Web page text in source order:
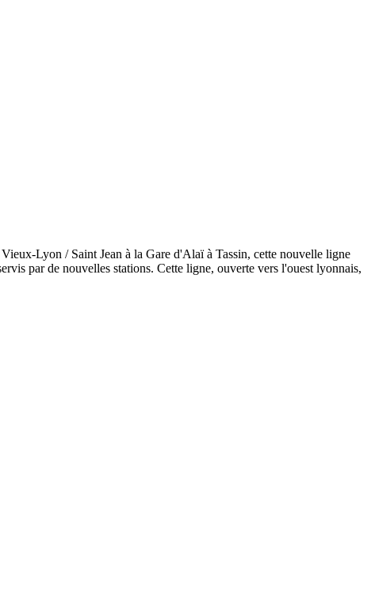
Lyon / Saint Jean à la Gare d'Alaï à Tassin, cette nouvelle ligne
par de nouvelles stations. Cette ligne, ouverte vers l'ouest lyonnais,